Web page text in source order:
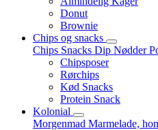
Donut
Brownie
Chips og snacks
Chips Snacks Dip Nødder
Chipsposer
Rørchips
Kød Snacks
Protein Snack
Kolonial
Morgenmad Marmelade,